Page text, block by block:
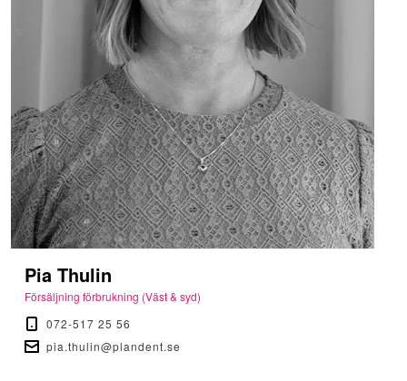
Pia Thulin
Försäljning förbrukning (Väst & syd)
072-517 25 56
pia.thulin@plandent.se